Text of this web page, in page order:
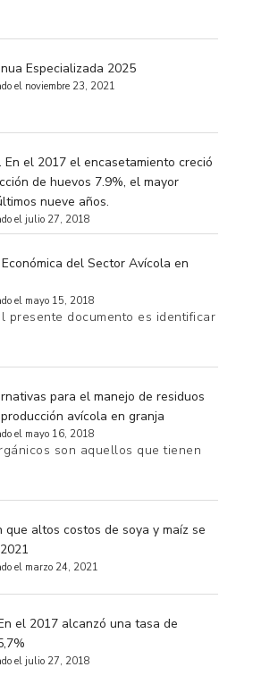
Especializada 2025
el noviembre 23, 2021
En el 2017 el encasetamiento creció
de huevos 7.9%, el mayor
nueve años.
el julio 27, 2018
del Sector Avícola en
el mayo 15, 2018
presente documento es identificar
para el manejo de residuos
avícola en granja
el mayo 16, 2018
son aquellos que tienen
que altos costos de soya y maíz se
el marzo 24, 2021
el 2017 alcanzó una tasa de
el julio 27, 2018